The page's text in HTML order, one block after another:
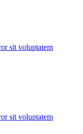
sit voluptatem
sit voluptatem